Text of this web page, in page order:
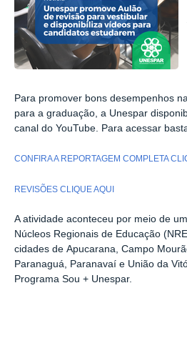
Para promover bons desempenhos
para a graduação, a Unespar
canal do YouTube. Para acessar
CONFIRA A REPORTAGEM COMPLETA
REVISÕES CLIQUE AQUI
A atividade aconteceu por meio de
Núcleos Regionais de Educação
cidades de Apucarana, Campo
Paranaguá, Paranavaí e União da
Programa Sou + Unespar.